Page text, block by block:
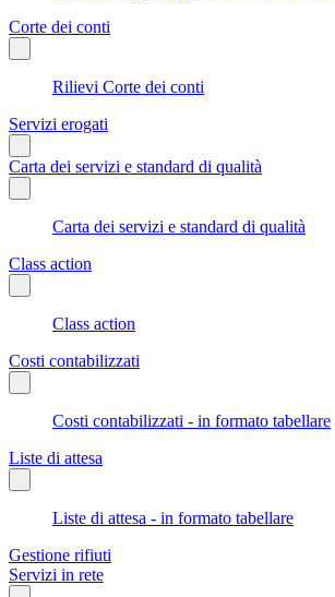
Corte dei conti
Rilievi Corte dei conti
Servizi erogati
Carta dei servizi e standard di qualità
Carta dei servizi e standard di qualità
Class action
Class action
Costi contabilizzati
Costi contabilizzati - in formato tabellare
Liste di attesa
Liste di attesa - in formato tabellare
Gestione rifiuti
Servizi in rete